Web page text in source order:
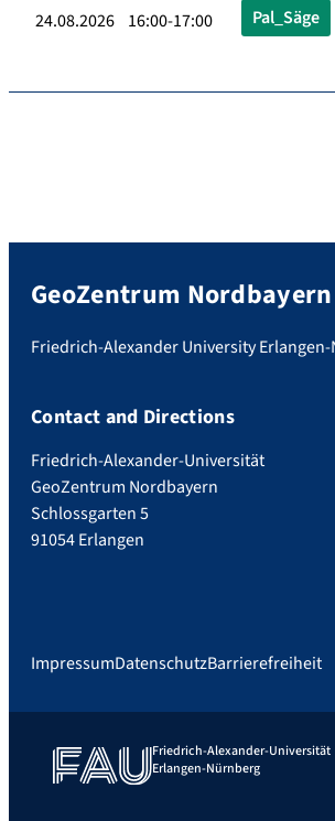
24.08.2026 16:00-17:00 Pal_Säge
GeoZentrum Nordbayern
Friedrich-Alexander University
Contact and Directions
Friedrich-Alexander-Universität
GeoZentrum Nordbayern
Schlossgarten 5
91054 Erlangen
ImpressumDatenschutzBarrierefreiheit
Friedrich-Alexander-Universität
Erlangen-Nürnberg